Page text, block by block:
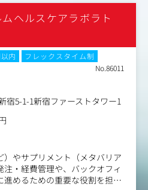
ヘルスケアラボラト
内
フレックスタイム制
No.86011
宿5-1-1新宿ファーストタワー1
やサプリメント（メタバリア
・経費管理や、バックオフィ
進めるための重要な役割を担っ